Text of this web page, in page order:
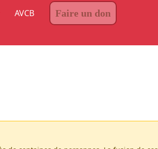
AVCB Faire un don